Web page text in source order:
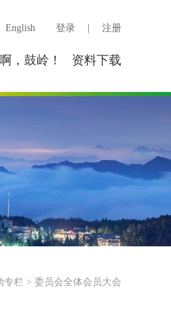
登录 注册
English
啊，鼓岭！ 资料下载
专栏 > 委员会全体会员大会